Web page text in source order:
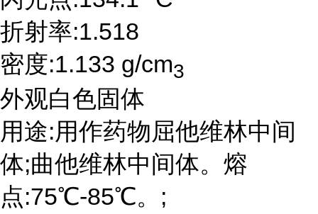
折射率:1.518
密度:1.133 g/cm3
外观白色固体
用途:用作药物屈他维林中间
体;曲他维林中间体。熔
点:75℃-85℃。;